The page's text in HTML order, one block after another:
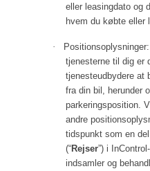
eller leasingdato og
hvem du købte eller
·
tjenesterne til dig er
tjenesteudbydere at
fra din bil, herunder
parkeringsposition.
andre
tidspunkt som en
(“Rejser”) i
indsamler og